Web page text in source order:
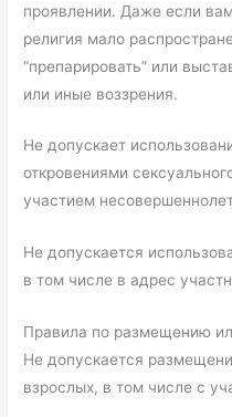
проявлении. Даже если
религия мало
“препарировать” или
или иные воззрения.
Не допускает
откровениями
участием
Не допускается
в том числе в адрес
Правила по размещению
Не допускается
взрослых, в том числе с